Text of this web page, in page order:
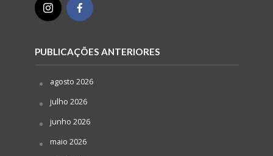
PUBLICAÇÕES ANTERIORES
agosto 2026
julho 2026
junho 2026
maio 2026